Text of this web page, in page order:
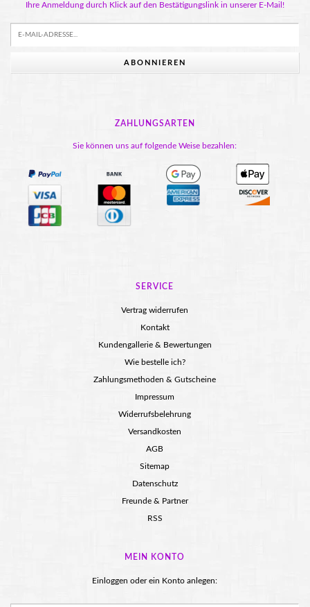
Ihre Anmeldung durch Klick auf den Bestätigungslink in unserer E-Mail!
ABONNIEREN
ZAHLUNGSARTEN
Sie können uns auf folgende Weise bezahlen:
SERVICE
Vertrag widerrufen
Kontakt
Kundengallerie & Bewertungen
Wie bestelle ich?
Zahlungsmethoden & Gutscheine
Impressum
Widerrufsbelehrung
Versandkosten
AGB
Sitemap
Datenschutz
Freunde & Partner
RSS
MEIN KONTO
Einloggen oder ein Konto anlegen: